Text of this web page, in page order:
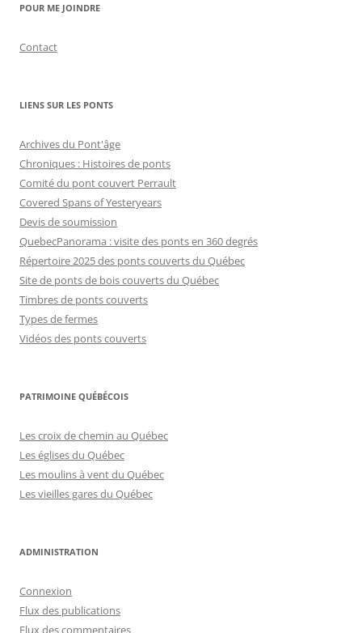
POUR ME JOINDRE
Contact
LIENS SUR LES PONTS
Archives du Pont'âge
Chroniques : Histoires de ponts
Comité du pont couvert Perrault
Covered Spans of Yesteryears
Devis de soumission
QuebecPanorama : visite des ponts en 360 degrés
Répertoire 2025 des ponts couverts du Québec
Site de ponts de bois couverts du Québec
Timbres de ponts couverts
Types de fermes
Vidéos des ponts couverts
PATRIMOINE QUÉBÉCOIS
Les croix de chemin au Québec
Les églises du Québec
Les moulins à vent du Québec
Les vieilles gares du Québec
ADMINISTRATION
Connexion
Flux des publications
Flux des commentaires